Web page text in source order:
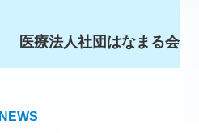
医療法人社団はなまる会
NEWS